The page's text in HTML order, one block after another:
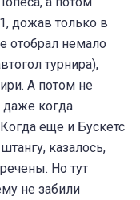
дожав только в
отобрал немало
турнира),
А потом не
когда
еще и Бускетс
казалось,
Но тут
не забили